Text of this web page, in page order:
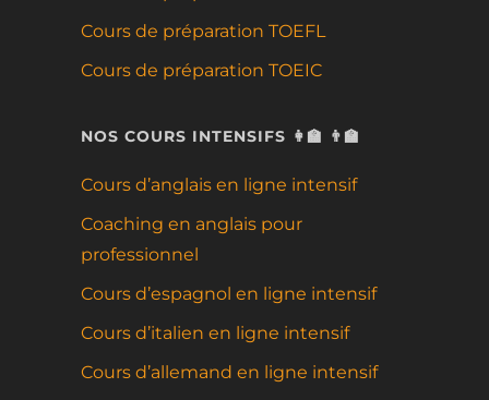
Cours de préparation TOEFL
Cours de préparation TOEIC
NOS COURS INTENSIFS 👩‍🏫 👨‍🏫
Cours d’anglais en ligne intensif
Coaching en anglais pour
professionnel
Cours d’espagnol en ligne intensif
Cours d’italien en ligne intensif
Cours d’allemand en ligne intensif